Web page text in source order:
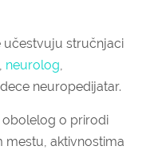
učestvuju stručnjaci
neurolog,
neuropedijatar.
obolelog o prirodi
aktivnostima